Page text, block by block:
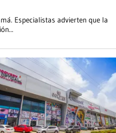
Especialistas advierten que la
...